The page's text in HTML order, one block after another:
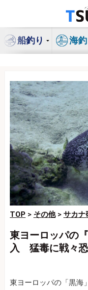
ン
船釣り 海釣
TOP > その他> サカナ
東ヨーロッパの
入 猛毒に戦々
東ヨーロッパの「黒海